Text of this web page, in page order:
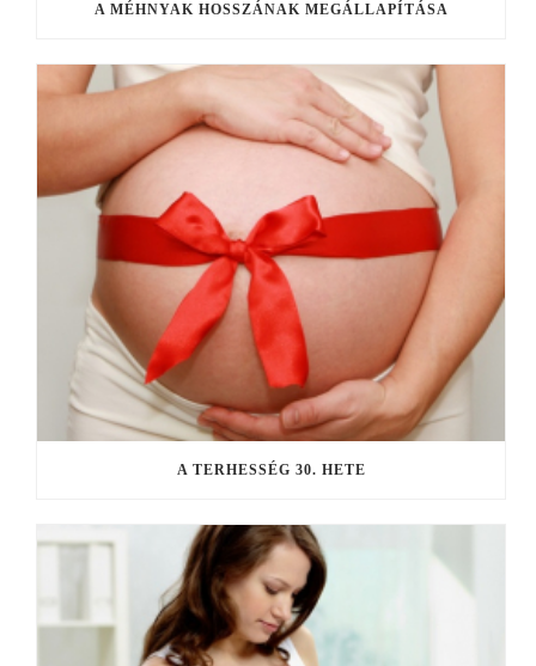
A MÉHNYAK HOSSZÁNAK MEGÁLLAPÍTÁSA
A TERHESSÉG 30. HETE